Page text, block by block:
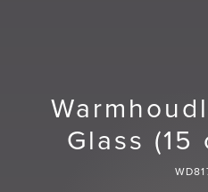
Glass (15